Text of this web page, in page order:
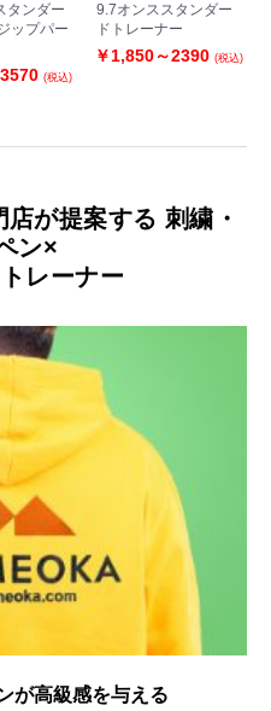
タンダー
ップパー
3570(税込)
9.7オンススタンダー
ドトレーナー
￥1,850～2390 (税込)
が提案する 刺繍・
ン×
レーナー
が高級感を与える